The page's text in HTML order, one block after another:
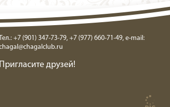
Тел.: +7 (901) 347-73-79, +7 (977) 660-71-49, e-mail:
Пригласите друзей!